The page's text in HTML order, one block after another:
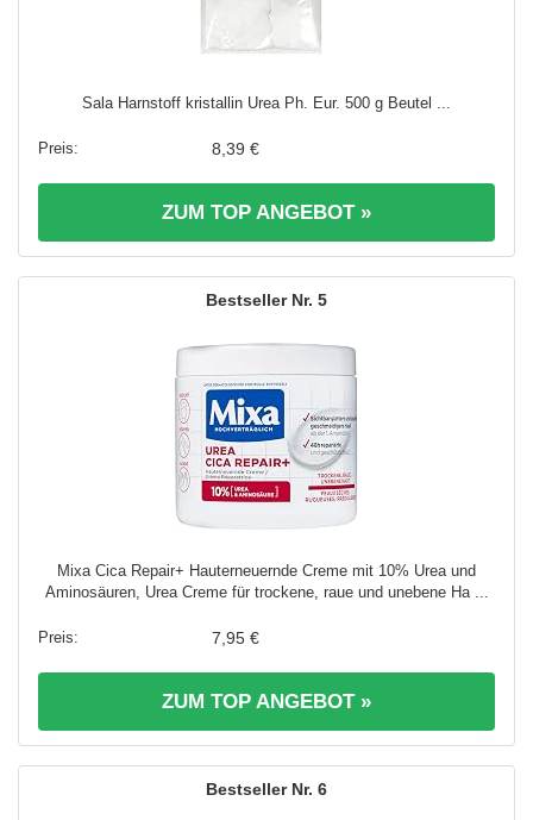
Sala Harnstoff kristallin Urea Ph. Eur. 500 g Beutel ...
8,39 €
ZUM TOP ANGEBOT »
5
Mixa Cica Repair+ Hauterneuernde Creme mit 10% Urea und
Aminosäuren, Urea Creme für trockene, raue und unebene Ha ...
7,95 €
ZUM TOP ANGEBOT »
6